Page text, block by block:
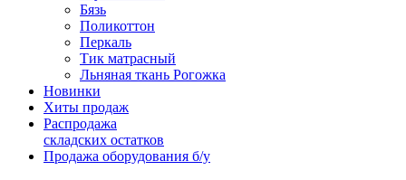
Бязь
Поликоттон
Перкаль
Тик матрасный
Льняная ткань Рогожка
Новинки
Хиты продаж
Распродажа
складских остатков
Продажа оборудования б/у